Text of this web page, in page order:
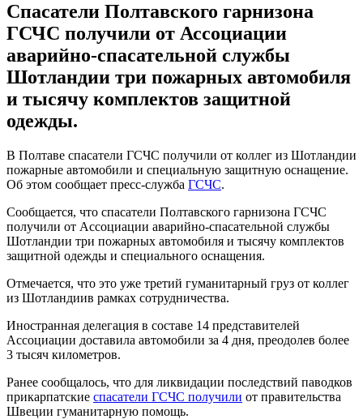
Спасатели Полтавского гарнизона
ГСЧС получили от Ассоциации
аварийно-спасательной службы
Шотландии три пожарных автомобиля
и тысячу комплектов защитной
одежды.
В Полтаве спасатели ГСЧС получили от коллег из Шотландии
пожарные автомобили и специальную защитную оснащение.
Об этом сообщает пресс-служба ГСЧС.
Сообщается, что спасатели Полтавского гарнизона ГСЧС
получили от Ассоциации аварийно-спасательной службы
Шотландии три пожарных автомобиля и тысячу комплектов
защитной одежды и специального оснащения.
Отмечается, что это уже третий гуманитарный груз от коллег
из Шотландиив рамках сотрудничества.
Иностранная делегация в составе 14 представителей
Ассоциации доставила автомобили за 4 дня, преодолев более
3 тысяч километров.
Ранее сообщалось, что для ликвидации последствий паводков
прикарпатские спасатели ГСЧС получили от правительства
Швеции гуманитарную помощь.